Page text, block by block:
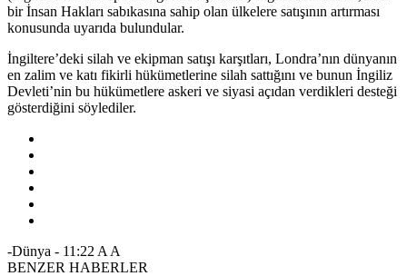
bir İnsan Hakları sabıkasına sahip olan ülkelere satışının artırması
konusunda uyarıda bulundular.
İngiltere’deki silah ve ekipman satışı karşıtları, Londra’nın dünyanın
en zalim ve katı fikirli hükümetlerine silah sattığını ve bunun İngiliz
Devleti’nin bu hükümetlere askeri ve siyasi açıdan verdikleri desteği
gösterdiğini söylediler.
-Dünya - 11:22 A A
BENZER HABERLER